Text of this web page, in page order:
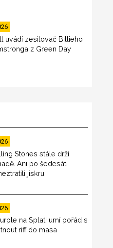
uvádí zesilovač Billieho
z Green Day
Stones stále drží
Ani po šedesáti
jiskru
na Splat! umí pořád s
riff do masa